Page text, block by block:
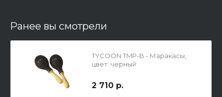
Ранее вы смотрели
TYCOON TMP-B - Маракасы,
цвет: черный
2 710 р.